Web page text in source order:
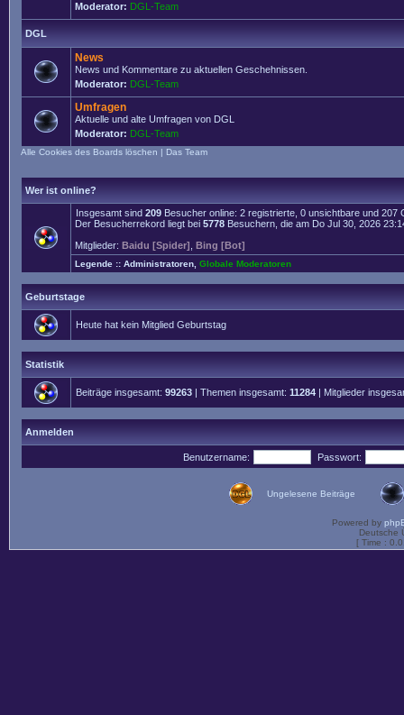
Moderator: DGL-Team
DGL
News
News und Kommentare zu aktuellen Geschehnissen.
Moderator: DGL-Team
Umfragen
Aktuelle und alte Umfragen von DGL
Moderator: DGL-Team
Alle Cookies des Boards löschen | Das Team
Wer ist online?
Insgesamt sind 209 Besucher online: 2 registrierte, 0 unsichtbare und
Der Besucherrekord liegt bei 5778 Besuchern, die am Do Jul 30, 2026
Mitglieder: Baidu [Spider] Bing [Bot]
Legende :: Administratoren Globale Moderatoren
Geburtstage
Heute hat kein Mitglied Geburtstag
Statistik
Beiträge insgesamt: 99263 | Themen insgesamt: 11284 | Mitglieder
Anmelden
Benutzername: Passwort:
Ungelesene Beiträge
Powered by
Deutsche
[ Time :